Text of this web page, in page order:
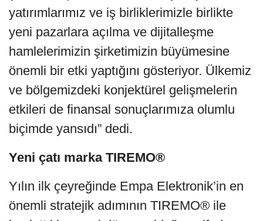
yatırımlarımız ve iş birliklerimizle birlikte
yeni pazarlara açılma ve dijitalleşme
hamlelerimizin şirketimizin büyümesine
önemli bir etki yaptığını gösteriyor. Ülkemiz
ve bölgemizdeki konjektürel gelişmelerin
etkileri de finansal sonuçlarımıza olumlu
biçimde yansıdı” dedi.
Yeni çatı marka TIREMO®
Yılın ilk çeyreğinde Empa Elektronik’in en
önemli stratejik adımının TIREMO® ile